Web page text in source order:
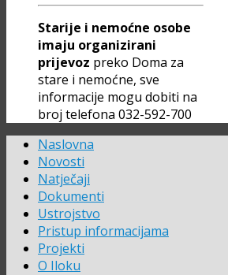
Starije i nemoćne osobe
imaju organizirani
prijevoz preko Doma za
stare i nemoćne, sve
informacije mogu dobiti na
broj telefona 032-592-700
Naslovna
Novosti
Natječaji
Dokumenti
Ustrojstvo
Pristup informacijama
Projekti
O Iloku